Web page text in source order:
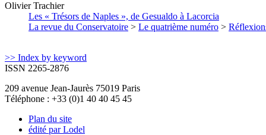
Olivier Trachier
Les « Trésors de Naples », de Gesualdo à Lacorcia
La revue du Conservatoire > Le quatrième numéro >
>> Index by keyword
ISSN 2265-2876
209 avenue Jean-Jaurès 75019 Paris
Téléphone : +33 (0)1 40 40 45 45
Plan du site
édité par Lodel